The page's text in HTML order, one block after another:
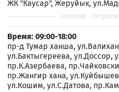
ЖК "Каусар", Жеруйык,
Время: 09:00-18:00
пр-д Тумар ханша,
ул.Бактыгереева, ул.Доссор,
пр.К.Азербаева,
пр.Жангир хана,
ул.Кошим, ул.С.Датова,